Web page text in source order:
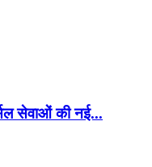
सेवाओं की नई...